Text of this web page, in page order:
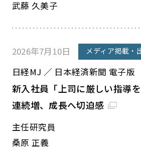
武藤 久美子
2026年7月10日 メディア掲載・
日経MJ ／ 日本経済新聞 電子版
新入社員「上司に厳しい指導
連続増、成長へ切迫感
主任研究員
桑原 正義